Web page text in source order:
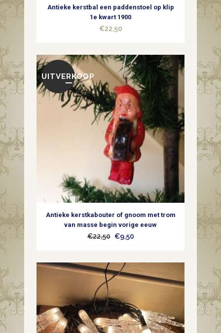
kwart
Antieke kerstbal een paddenstoel op klip
1e kwart 1900
€22,50
UITVERKOOP
Antieke kerstkabouter of gnoom met trom
van masse begin vorige eeuw
€22,50 Oorspronkelijke
was:
€22,50.
€9,50Huidige
is:
€9,50.